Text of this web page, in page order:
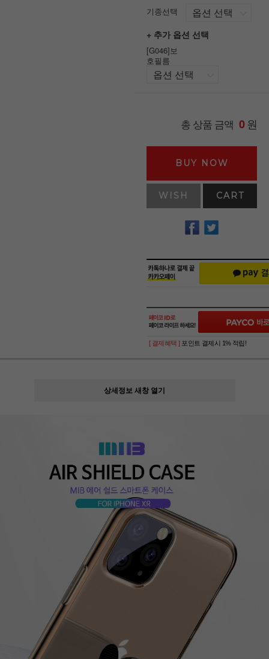
기종선택
+ 추가 옵션 선택
[G046]보
호필름
총 상품 금액 0원
BUY NOW
WISH CART
[ 결제혜택 ] 포인트 결제시 1% 적립!
상세정보 새창 열기